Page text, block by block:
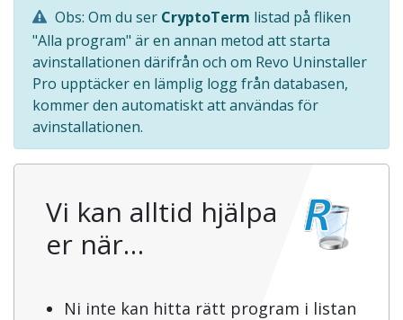
Obs: Om du ser CryptoTerm listad på fliken
"Alla program" är en annan metod att starta
avinstallationen därifrån och om Revo Uninstaller
Pro upptäcker en lämplig logg från databasen,
kommer den automatiskt att användas för
avinstallationen.
Vi kan alltid hjälpa
er när…
Ni inte kan hitta rätt program i listan